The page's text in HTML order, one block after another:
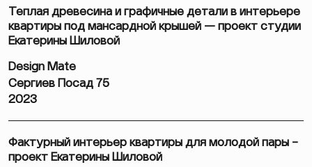
Теплая древесина и графичные детали в интерьере
квартиры под мансардной крышей — проект студии
Екатерины Шиловой
Design Mate
Сергиев Посад 75
2023
Фактурный интерьер квартиры для молодой пары –
проект Екатерины Шиловой